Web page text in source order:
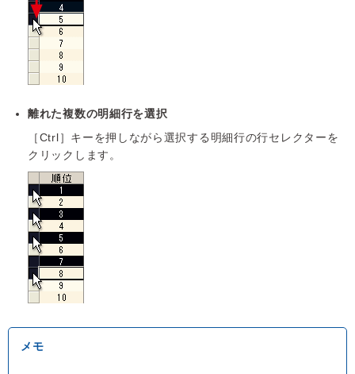
離れた複数の明細行を選択
［Ctrl］キーを押しながら選択する明細行の行セレクターを
クリックします。